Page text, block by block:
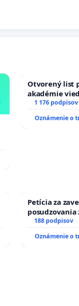
Otvorený list
akadémie
Slovenska
1 176 podpisov
Oznámenie o
Petícia za
osôb s
188 podpisov
Oznámenie o